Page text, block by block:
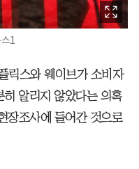
1
릭스와 웨이브가 소비자
히 알리지 않았다는 의혹
장조사에 들어간 것으로